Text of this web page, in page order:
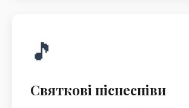
🎵
Святкові піснеспіви